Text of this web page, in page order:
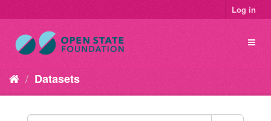
Log in
Datasets